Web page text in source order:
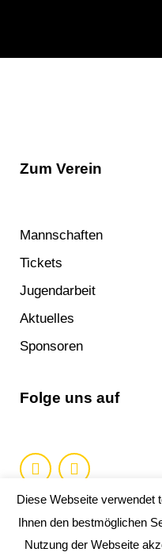
Zum Verein
Mannschaften
Tickets
Jugendarbeit
Aktuelles
Sponsoren
Folge uns auf
Copyright 2019 HSV
Diese Webseite verwendet
Ihnen den bestmöglichen
Nutzung der Webseite